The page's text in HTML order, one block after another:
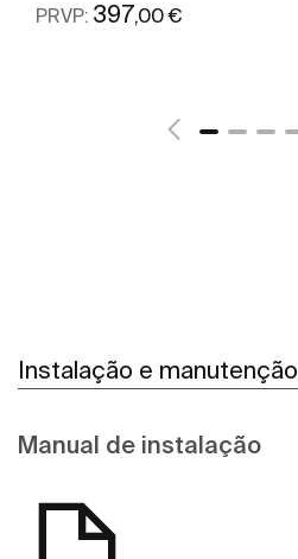
PRVP: 397,00 €
Instalação e manutenção
Manual de instalação